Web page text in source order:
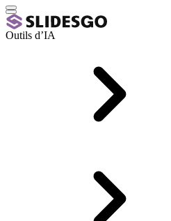
Outils d’IA